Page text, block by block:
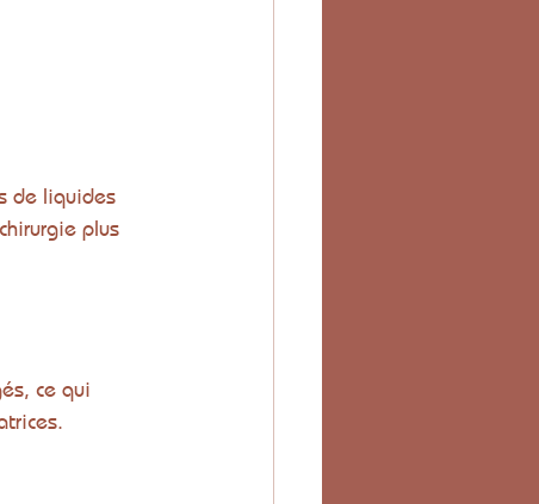
de liquides
plus
ce qui